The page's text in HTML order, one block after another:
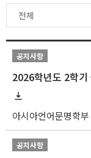
공지사항
아시아언어문명학부
공지사항